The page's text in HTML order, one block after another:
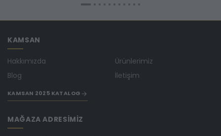
KAMSAN
Hakkımızda Ürünlerimiz
Blog İletişim
KAMSAN 2025 KATALOG
MAĞAZA ADRESİMİZ